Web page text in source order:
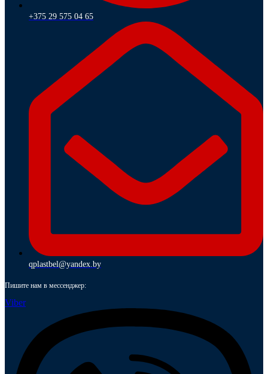
+375 29 575 04 65
qplastbel@yandex.by
Пишите нам в мессенджер:
Viber